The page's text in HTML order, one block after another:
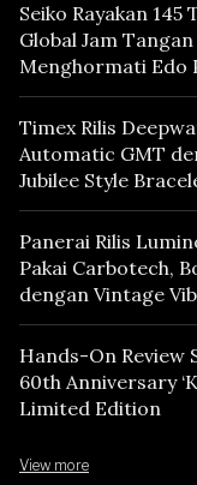
Seiko Rayakan 145
Global Jam
Menghormati Edo
Mencerminkan
Timex Rilis
Automatic GMT
Jubilee Style
Panerai Rilis
Pakai Carbotech,
dengan Vintage
Hands-On Review
60th Anniversary
Limited Edition
View more